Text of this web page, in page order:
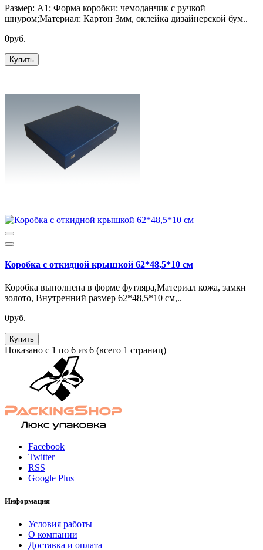
Размер: А1; Форма коробки: чемоданчик с ручкой
шнуром;Материал: Картон 3мм, оклейка дизайнерской бум..
0руб.
Купить
Коробка с откидной крышкой 62*48,5*10 см
Коробка выполнена в форме футляра,Материал кожа, замки
золото, Внутренний размер 62*48,5*10 см,..
0руб.
Купить
Показано с 1 по 6 из 6 (всего 1 страниц)
Facebook
Twitter
RSS
Google Plus
Информация
Условия работы
О компании
Доставка и оплата